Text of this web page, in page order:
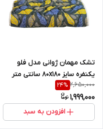
تشک مهمان ژوانی مدل فلو
یکنفره سایز 80x180 سانتی متر
2,650,000
24%
1,999,000
افزودن به سبد